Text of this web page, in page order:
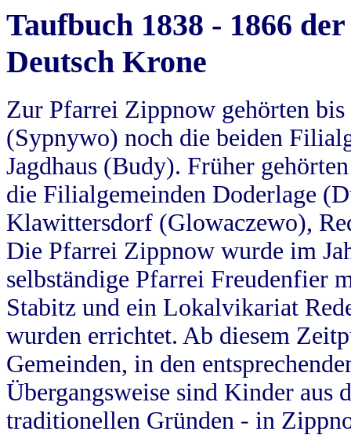
Taufbuch 1838 - 1866
Deutsch Krone
Zur Pfarrei Zippnow gehörten
(Sypnywo) noch die beiden
Jagdhaus (Budy). Früher
die Filialgemeinden Doderlage
Klawittersdorf (Glowaczewo),
Die Pfarrei Zippnow wurde im
selbständige Pfarrei Freudenfier
Stabitz und ein Lokalvikariat
wurden errichtet. Ab diesem
Gemeinden, in den
Übergangsweise sind Kinder aus
traditionellen Gründen - in